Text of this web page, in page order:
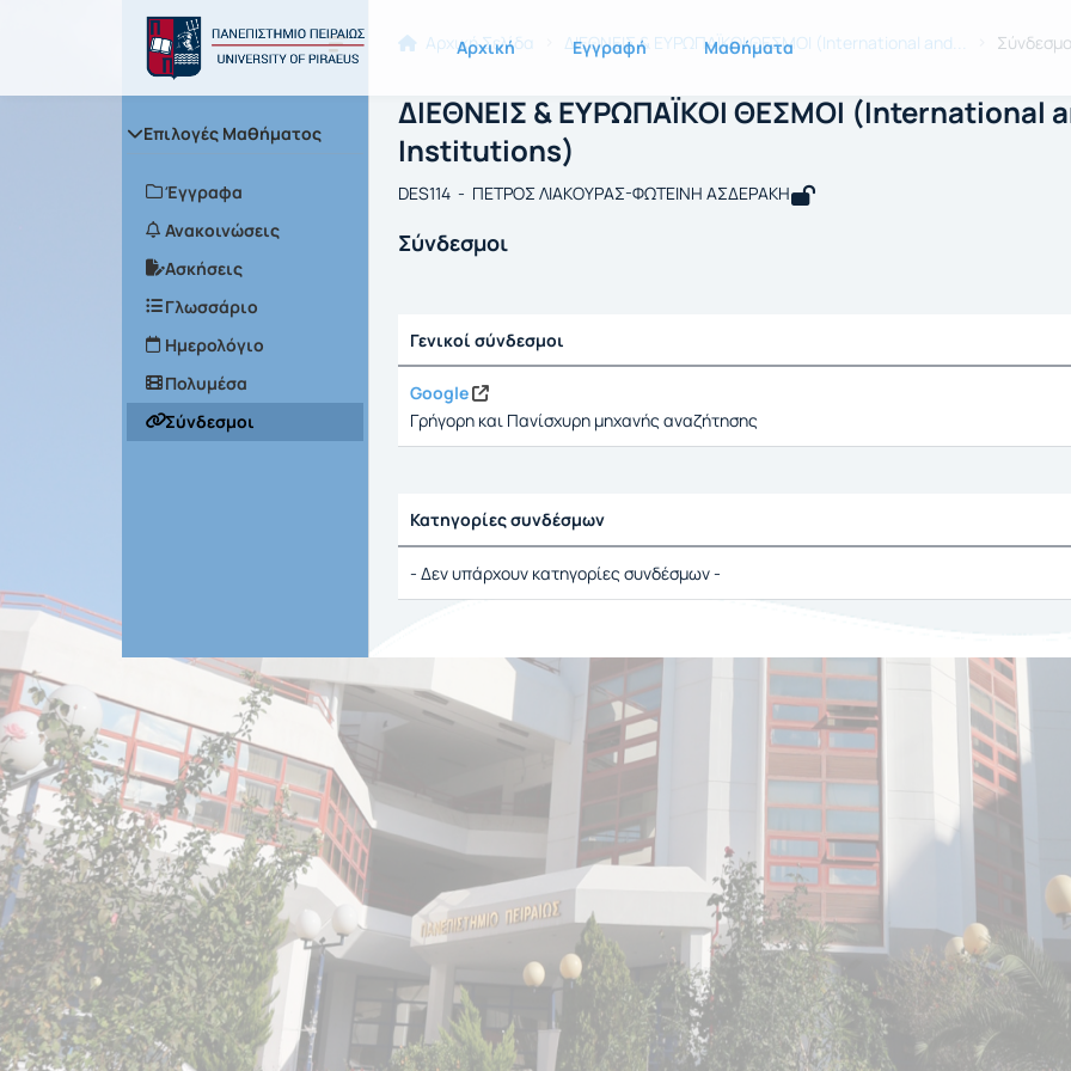
Αρχική Εγγραφή Μαθήματα
Επιλογές Μαθήματος
Έγγραφα
Ανακοινώσεις
Ασκήσεις
Γλωσσάριο
Ημερολόγιο
Πολυμέσα
Σύνδεσμοι
Αρχική Σελίδα ΔΙΕΘΝΕΙΣ & ΕΥΡΩΠΑΪΚΟΙ ΘΕΣΜΟΙ (International and...
Μάθημα : ΔΙΕΘΝΕΙΣ & ΕΥΡΩΠΑΪΚΟΙ ΘΕΣΜΟΙ
Κωδικός : DES114
ΔΙΕΘΝΕΙΣ & ΕΥΡΩΠΑΪΚΟΙ ΘΕΣΜΟΙ (International
Institutions)
DES114 - ΠΕΤΡΟΣ ΛΙΑΚΟΥΡΑΣ-ΦΩΤΕΙΝΗ ΑΣΔΕΡΑΚΗ
Σύνδεσμοι
Γενικοί σύνδεσμοι
Google
Γρήγορη και Πανίσχυρη μηχανής αναζήτησης
Κατηγορίες συνδέσμων
- Δεν υπάρχουν κατηγορίες συνδέσμων -